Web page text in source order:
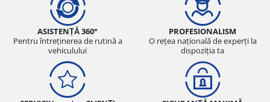
ASISTENȚĂ 360°
Pentru întreținerea de rutină a
vehiculului
PROFESIONALISM
O rețea națională de experți la
dispoziția ta